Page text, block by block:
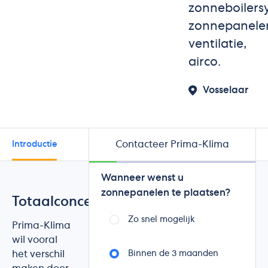
ventilatie,
airco.
Vosselaar
Introductie BeoordelingenContacteer Prima-Klima
Totaalconcept
Prima-Klima
wil vooral
het verschil
Wanneer wenst u
zonnepanelen te plaatsen?
Zo snel mogelijk
Binnen de 3 maanden